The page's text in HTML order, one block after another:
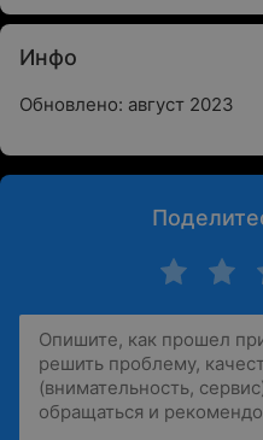
Инфо
Обновлено: август 2023